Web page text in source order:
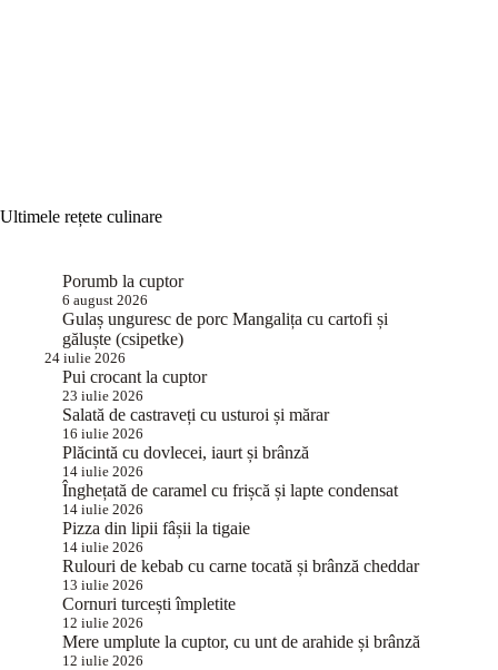
Ultimele rețete culinare
Porumb la cuptor
6 august 2026
Gulaș unguresc de porc Mangalița cu cartofi și
găluște (csipetke)
24 iulie 2026
Pui crocant la cuptor
23 iulie 2026
Salată de castraveți cu usturoi și mărar
16 iulie 2026
Plăcintă cu dovlecei, iaurt și brânză
14 iulie 2026
Înghețată de caramel cu frișcă și lapte condensat
14 iulie 2026
Pizza din lipii fâșii la tigaie
14 iulie 2026
Rulouri de kebab cu carne tocată și brânză cheddar
13 iulie 2026
Cornuri turcești împletite
12 iulie 2026
Mere umplute la cuptor, cu unt de arahide și brânză
12 iulie 2026